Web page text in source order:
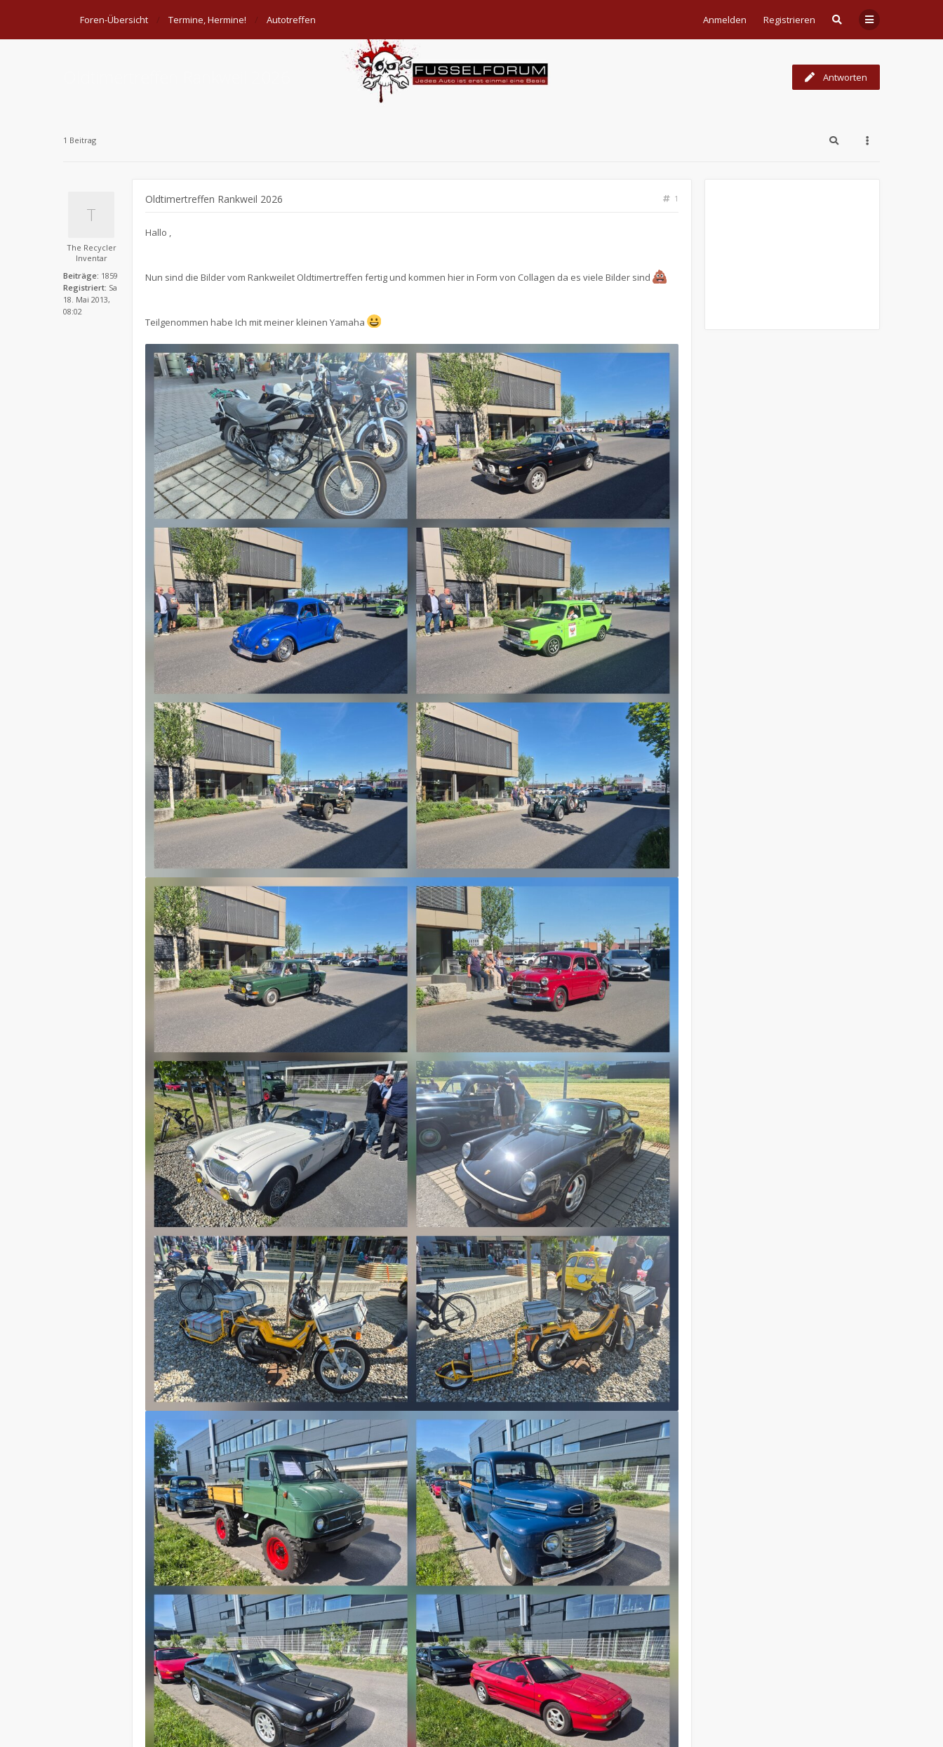
Anmelden Registrieren
Foren-Übersicht Termine, Hermine! Autotreffen
Antworten
1 Beitrag
The Recycler
Inventar
Beiträge: 1859
Registriert: Sa
18. Mai 2013,
08:02
Oldtimertreffen Rankweil 2026 1
​Hallo ,
Nun sind die Bilder vom Rankweilet Oldtimertreffen fertig und kommen hier in Form von Collagen da es viele Bilder sind
Teilgenommen habe Ich mit meiner kleinen Yamaha